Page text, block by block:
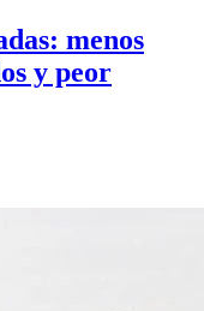
menos
y peor